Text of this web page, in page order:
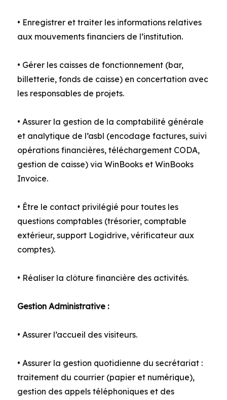
• Enregistrer et traiter les informations relatives
aux mouvements financiers de l’institution.
• Gérer les caisses de fonctionnement (bar,
billetterie, fonds de caisse) en concertation avec
les responsables de projets.
• Assurer la gestion de la comptabilité générale
et analytique de l’asbl (encodage factures, suivi
opérations financières, téléchargement CODA,
gestion de caisse) via WinBooks et WinBooks
Invoice.
• Être le contact privilégié pour toutes les
questions comptables (trésorier, comptable
extérieur, support Logidrive, vérificateur aux
comptes).
• Réaliser la clôture financière des activités.
Gestion Administrative :
• Assurer l’accueil des visiteurs.
• Assurer la gestion quotidienne du secrétariat :
traitement du courrier (papier et numérique),
gestion des appels téléphoniques et des